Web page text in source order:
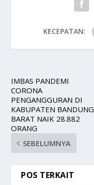
KECEPATAN:
IMBAS PANDEMI
CORONA
PENGANGGURAN DI
KABUPATEN BANDUNG
BARAT NAIK 28.882
ORANG
SEBELUMNYA
POS TERKAIT